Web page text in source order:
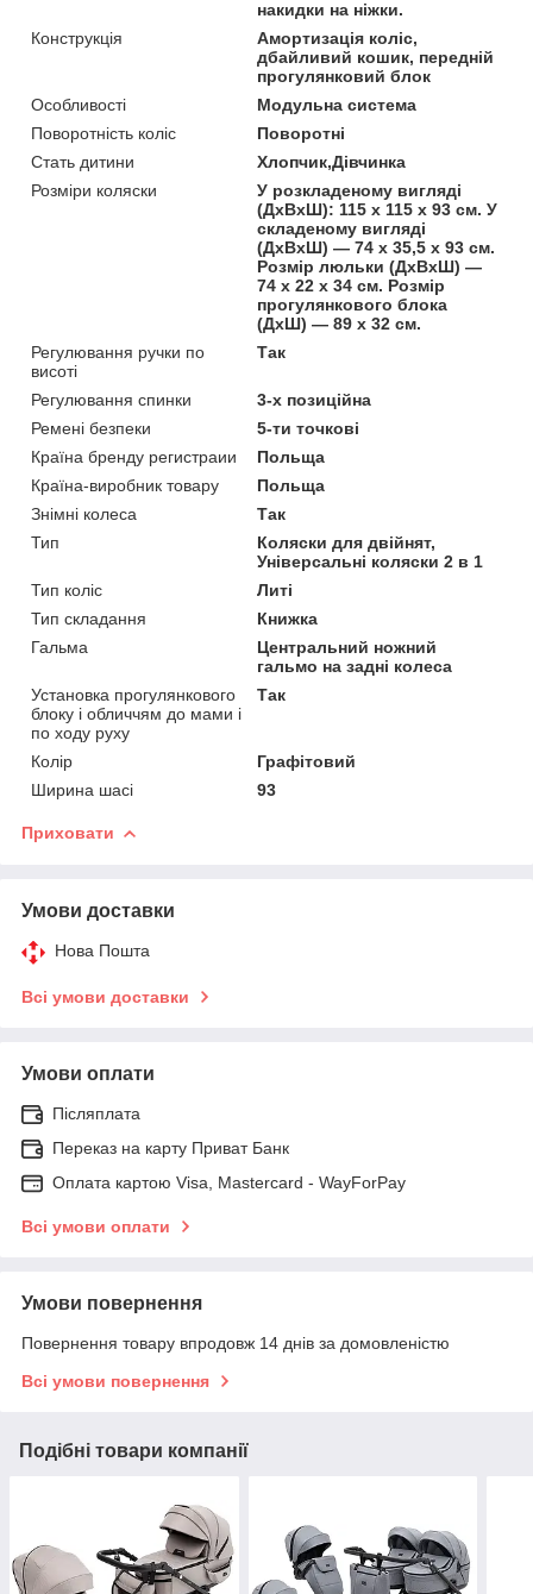
накидки на ніжки.
Конструкція
Амортизація коліс,
дбайливий кошик, передній
прогулянковий блок
Особливості
Модульна система
Поворотність коліс
Поворотні
Стать дитини
Хлопчик,Дівчинка
Розміри коляски
У розкладеному вигляді
(ДхВхШ): 115 х 115 х 93 см. У
складеному вигляді
(ДхВхШ) — 74 х 35,5 х 93 см.
Розмір люльки (ДхВхШ) —
74 х 22 х 34 см. Розмір
прогулянкового блока
(ДхШ) — 89 х 32 см.
Регулювання ручки по
висоті
Так
Регулювання спинки
3-х позиційна
Ремені безпеки
5-ти точкові
Країна бренду регистраии
Польща
Країна-виробник товару
Польща
Знімні колеса
Так
Тип
Коляски для двійнят,
Універсальні коляски 2 в 1
Тип коліс
Литі
Тип складання
Книжка
Гальма
Центральний ножний
гальмо на задні колеса
Установка прогулянкового
блоку і обличчям до мами і
по ходу руху
Так
Колір
Графітовий
Ширина шасі
93
Приховати
Умови доставки
Нова Пошта
Всі умови доставки
Умови оплати
Післяплата
Переказ на карту Приват Банк
Оплата картою Visa, Mastercard - WayForPay
Всі умови оплати
Умови повернення
Повернення товару впродовж 14 днів за домовленістю
Всі умови повернення
Подібні товари компанії